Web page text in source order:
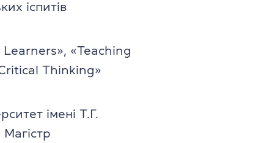
іспитів
Learners», «Teaching
Thinking»
імені Т.Г.